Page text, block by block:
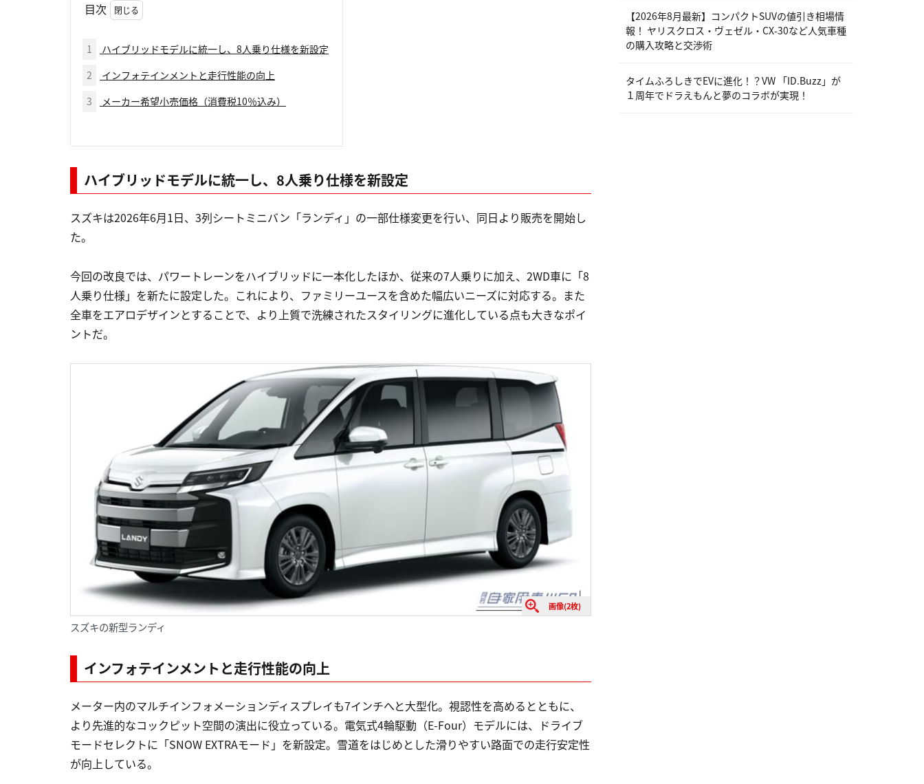
目次
1
ハイブリッドモデルに統一し、8人乗り仕様を新設定
2
インフォテインメントと走行性能の向上
3
メーカー希望小売価格（消費税10％込み）
ハイブリッドモデルに統一し、8人乗り仕様を新設定
スズキは2026年6月1日、3列シートミニバン「ランディ」の一部仕様変更を行い、同日より販売を開始し
た。
今回の改良では、パワートレーンをハイブリッドに一本化したほか、従来の7人乗りに加え、2WD車に「8
人乗り仕様」を新たに設定した。これにより、ファミリーユースを含めた幅広いニーズに対応する。また
全車をエアロデザインとすることで、より上質で洗練されたスタイリングに進化している点も大きなポイ
ントだ。
画像(2枚)
スズキの新型ランディ
インフォテインメントと走行性能の向上
メーター内のマルチインフォメーションディスプレイも7インチへと大型化。視認性を高めるとともに、
より先進的なコックピット空間の演出に役立っている。電気式4輪駆動（E-Four）モデルには、ドライブ
モードセレクトに「SNOW EXTRAモード」を新設定。雪道をはじめとした滑りやすい路面での走行安定性
が向上している。
【2026年8月最新】コンパクトSUVの値引き相場情
報！ ヤリスクロス・ヴェゼル・CX-30など人気車種
の購入攻略と交渉術
タイムふろしきでEVに進化！？VW 「ID.Buzz」が
１周年でドラえもんと夢のコラボが実現！